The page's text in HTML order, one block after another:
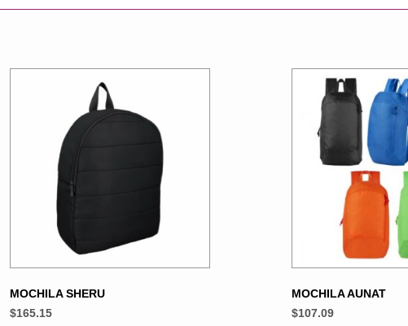
MOCHILA SHERU
$165.15
MOCHILA AUNAT
$107.09